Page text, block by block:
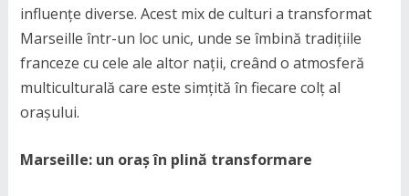
influențe diverse. Acest mix de culturi a transformat
Marseille într-un loc unic, unde se îmbină tradițiile
franceze cu cele ale altor nații, creând o atmosferă
multiculturală care este simțită în fiecare colț al
orașului.
Marseille: un oraș în plină transformare